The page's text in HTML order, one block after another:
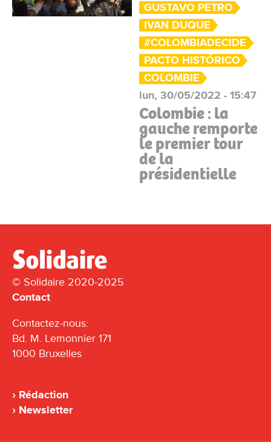
GUSTAVO PETRO
IVAN DUQUE
#COLOMBIADECIDE
PACTO HISTÓRICO
COLOMBIE
lun, 30/05/2022 - 15:47
Colombie : la
gauche remporte
le premier tour
de la
présidentielle
© Solidaire 2020-2025
Contact
Contactez-nous:
Bd. M. Lemonnier 171
1000 Bruxelles
Rédaction
Newsletter